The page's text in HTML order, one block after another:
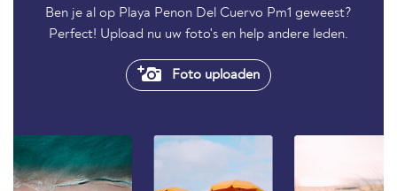
Ben je al op Playa Penon Del Cuervo Pm1 geweest?
Perfect! Upload nu uw foto's en help andere leden.
Foto uploaden